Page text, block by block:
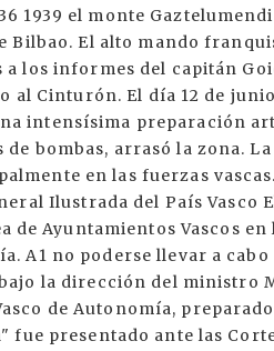
1939 el monte
El alto mando
los informes del capitán
al Cinturón. El día 12 de
intensísima preparación
bombas, arrasó la zona.
en las fuerzas
Ilustrada del País Vasco
de Ayuntamientos Vascos en
A1 no poderse llevar a
la dirección del ministro
de Autonomía,
fue presentado ante las